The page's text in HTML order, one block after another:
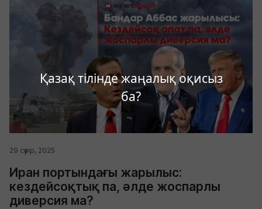
Қазақ тілінде жаңалық оқисыз
ба?
29 сәуір, 2025
Иран портындағы жарылыс:
кездейсоқтық па, әлде жоспарлы
диверсия ма?